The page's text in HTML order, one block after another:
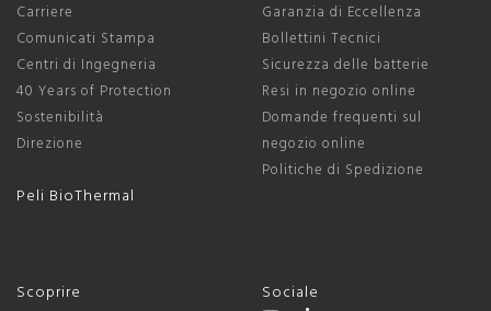
Carriere
Comunicati Stampa
Centri di Ingegneria
40 Years of Protection
Sostenibilità
Direzione
Peli BioThermal
Garanzia di Eccellenza
Bollettini Tecnici
Sicurezza delle batterie
Resi in negozio online
Domande frequenti sul
negozio online
Politiche di Spedizione
Scoprire Sociale